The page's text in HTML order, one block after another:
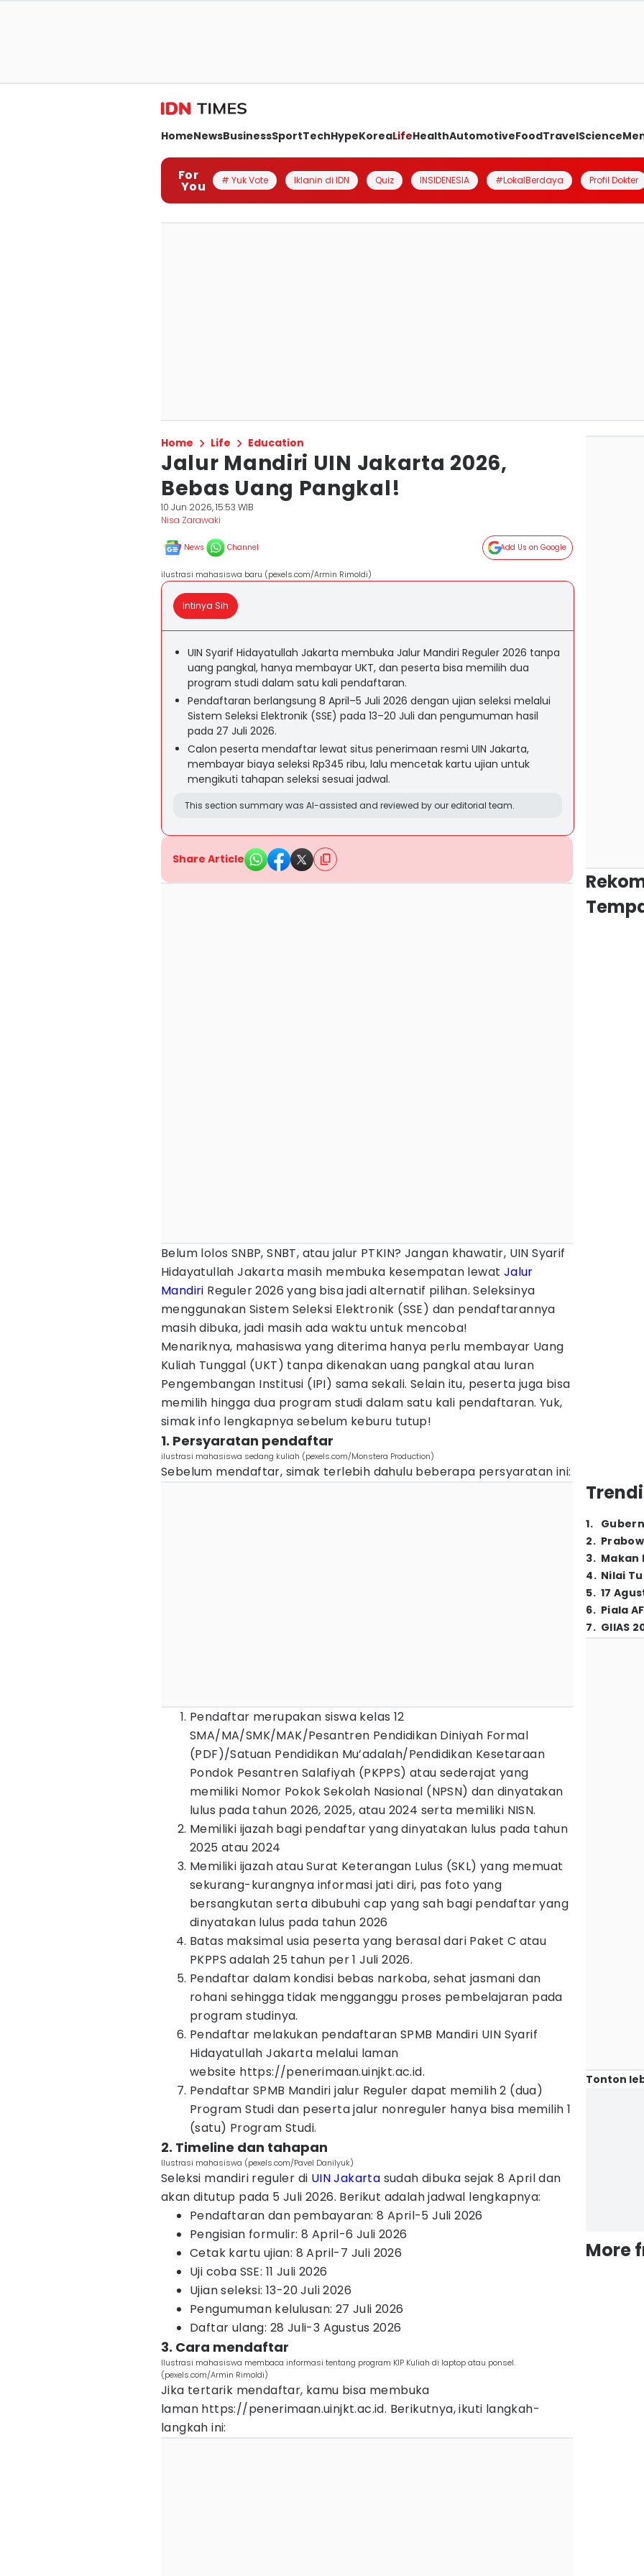
HomeNewsBusinessSportTechHypeKoreaLifeHealthAutomotiveFoodTravelScience
For
You # Yuk Vote Iklanin di IDN Quiz INSIDENESIA #LokalBerdaya Profil Dokter
Home Life Education
Jalur Mandiri UIN Jakarta 2026,
Bebas Uang Pangkal!
10 Jun 2026, 15:53 WIB
Nisa Zarawaki
News Channel Add Us on Google
ilustrasi mahasiswa baru (pexels.com/Armin Rimoldi)
Intinya Sih
UIN Syarif Hidayatullah Jakarta membuka Jalur Mandiri Reguler 2026 tanpa
uang pangkal, hanya membayar UKT, dan peserta bisa memilih dua
program studi dalam satu kali pendaftaran.
Pendaftaran berlangsung 8 April–5 Juli 2026 dengan ujian seleksi melalui
Sistem Seleksi Elektronik (SSE) pada 13–20 Juli dan pengumuman hasil
pada 27 Juli 2026.
Calon peserta mendaftar lewat situs penerimaan resmi UIN Jakarta,
membayar biaya seleksi Rp345 ribu, lalu mencetak kartu ujian untuk
mengikuti tahapan seleksi sesuai jadwal.
This section summary was AI-assisted and reviewed by our editorial team.
Share Article
Belum lolos SNBP, SNBT, atau jalur PTKIN? Jangan khawatir, UIN Syarif
Hidayatullah Jakarta masih membuka kesempatan lewat Jalur
Mandiri Reguler 2026 yang bisa jadi alternatif pilihan. Seleksinya
menggunakan Sistem Seleksi Elektronik (SSE) dan pendaftarannya
masih dibuka, jadi masih ada waktu untuk mencoba!
Menariknya, mahasiswa yang diterima hanya perlu membayar Uang
Kuliah Tunggal (UKT) tanpa dikenakan uang pangkal atau Iuran
Pengembangan Institusi (IPI) sama sekali. Selain itu, peserta juga bisa
memilih hingga dua program studi dalam satu kali pendaftaran. Yuk,
simak info lengkapnya sebelum keburu tutup!
1. Persyaratan pendaftar
ilustrasi mahasiswa sedang kuliah (pexels.com/Monstera Production)
Sebelum mendaftar, simak terlebih dahulu beberapa persyaratan ini:
Pendaftar merupakan siswa kelas 12
SMA/MA/SMK/MAK/Pesantren Pendidikan Diniyah Formal
(PDF)/Satuan Pendidikan Mu’adalah/Pendidikan Kesetaraan
Pondok Pesantren Salafiyah (PKPPS) atau sederajat yang
memiliki Nomor Pokok Sekolah Nasional (NPSN) dan dinyatakan
lulus pada tahun 2026, 2025, atau 2024 serta memiliki NISN.
Memiliki ijazah bagi pendaftar yang dinyatakan lulus pada tahun
2025 atau 2024
Memiliki ijazah atau Surat Keterangan Lulus (SKL) yang memuat
sekurang-kurangnya informasi jati diri, pas foto yang
bersangkutan serta dibubuhi cap yang sah bagi pendaftar yang
dinyatakan lulus pada tahun 2026
Batas maksimal usia peserta yang berasal dari Paket C atau
PKPPS adalah 25 tahun per 1 Juli 2026.
Pendaftar dalam kondisi bebas narkoba, sehat jasmani dan
rohani sehingga tidak mengganggu proses pembelajaran pada
program studinya.
Pendaftar melakukan pendaftaran SPMB Mandiri UIN Syarif
Hidayatullah Jakarta melalui laman
website https://penerimaan.uinjkt.ac.id.
Pendaftar SPMB Mandiri jalur Reguler dapat memilih 2 (dua)
Program Studi dan peserta jalur nonreguler hanya bisa memilih 1
(satu) Program Studi.
2. Timeline dan tahapan
Ilustrasi mahasiswa (pexels.com/Pavel Danilyuk)
Seleksi mandiri reguler di UIN Jakarta sudah dibuka sejak 8 April dan
akan ditutup pada 5 Juli 2026. Berikut adalah jadwal lengkapnya:
Pendaftaran dan pembayaran: 8 April-5 Juli 2026
Pengisian formulir: 8 April-6 Juli 2026
Cetak kartu ujian: 8 April-7 Juli 2026
Uji coba SSE: 11 Juli 2026
Ujian seleksi: 13-20 Juli 2026
Pengumuman kelulusan: 27 Juli 2026
Daftar ulang: 28 Juli-3 Agustus 2026
3. Cara mendaftar
Ilustrasi mahasiswa membaca informasi tentang program KIP Kuliah di laptop atau ponsel.
(pexels.com/Armin Rimoldi)
Jika tertarik mendaftar, kamu bisa membuka
laman https://penerimaan.uinjkt.ac.id. Berikutnya, ikuti langkah-
langkah ini:
1.
2.
3. Makan
4. Nilai
5. 17
6. Piala
7. GIIAS
Tonton
More